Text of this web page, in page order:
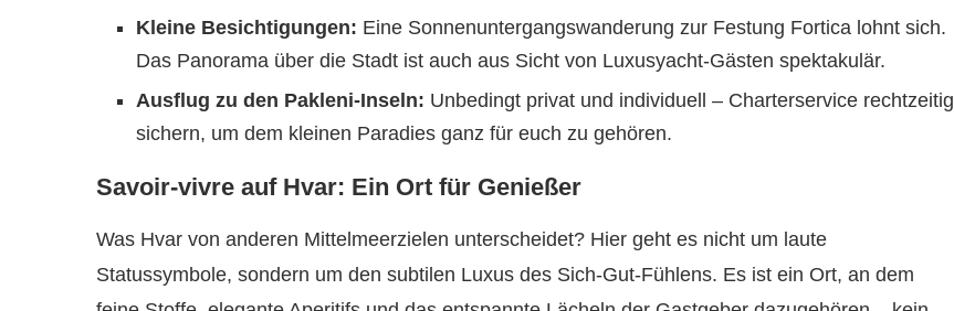
Kleine Besichtigungen: Eine Sonnenuntergangswanderung zur Festung Fortica lohnt sich.
Das Panorama über die Stadt ist auch aus Sicht von Luxusyacht-Gästen spektakulär.
Ausflug zu den Pakleni-Inseln: Unbedingt privat und individuell – Charterservice rechtzeitig
sichern, um dem kleinen Paradies ganz für euch zu gehören.
Savoir-vivre auf Hvar: Ein Ort für Genießer
Was Hvar von anderen Mittelmeerzielen unterscheidet? Hier geht es nicht um laute
Statussymbole, sondern um den subtilen Luxus des Sich-Gut-Fühlens. Es ist ein Ort, an dem